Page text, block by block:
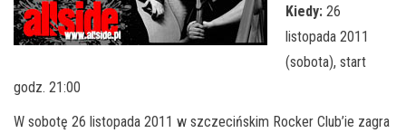
Kiedy: 26
listopada 2011
(sobota), start
godz. 21:00
W sobotę 26 listopada 2011 w szczecińskim Rocker Club’ie zagra